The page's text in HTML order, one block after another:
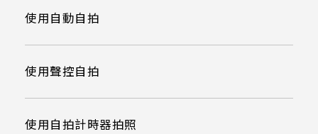
使用自動自拍
使用聲控自拍
使用自拍計時器拍照